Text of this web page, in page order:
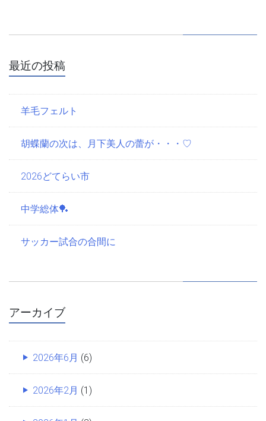
最近の投稿
羊毛フェルト
胡蝶蘭の次は、月下美人の蕾が・・・♡
2026どてらい市
中学総体🏓
サッカー試合の合間に
アーカイブ
2026年6月 (6)
2026年2月 (1)